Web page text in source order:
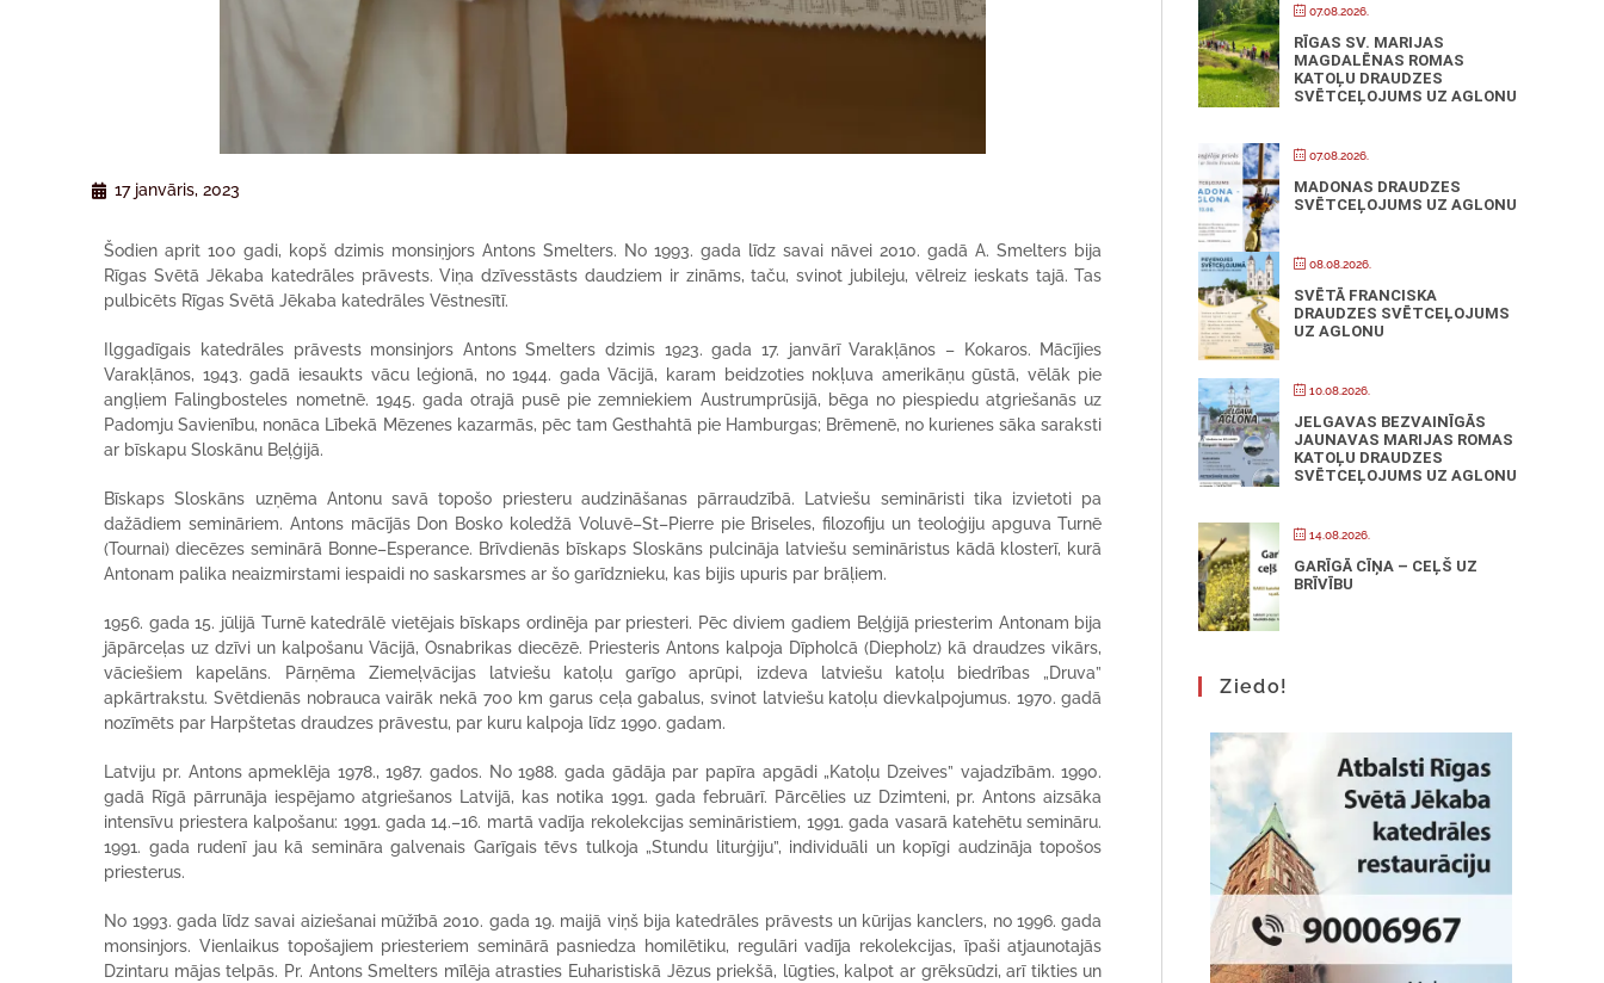
17 janvāris, 2023
Šodien aprit 100 gadi, kopš dzimis monsiņjors Antons Smelters. No 1993. gada līdz savai nāvei 2010. gadā A. Smelters bija
Rīgas Svētā Jēkaba katedrāles prāvests. Viņa dzīvesstāsts daudziem ir zināms, taču, svinot jubileju, vēlreiz ieskats tajā. Tas
pulbicēts Rīgas Svētā Jēkaba katedrāles Vēstnesītī.
Ilggadīgais katedrāles prāvests monsinjors Antons Smelters dzimis 1923. gada 17. janvārī Varakļānos – Kokaros. Mācījies
Varakļānos, 1943. gadā iesaukts vācu leģionā, no 1944. gada Vācijā, karam beidzoties nokļuva amerikāņu gūstā, vēlāk pie
angļiem Falingbosteles nometnē. 1945. gada otrajā pusē pie zemniekiem Austrumprūsijā, bēga no piespiedu atgriešanās uz
Padomju Savienību, nonāca Lībekā Mēzenes kazarmās, pēc tam Gesthahtā pie Hamburgas; Brēmenē, no kurienes sāka saraksti
ar bīskapu Sloskānu Beļģijā.
Bīskaps Sloskāns uzņēma Antonu savā topošo priesteru audzināšanas pārraudzībā. Latviešu semināristi tika izvietoti pa
dažādiem semināriem. Antons mācījās Don Bosko koledžā Voluvē–St–Pierre pie Briseles, filozofiju un teoloģiju apguva Turnē
(Tournai) diecēzes seminārā Bonne–Esperance. Brīvdienās bīskaps Sloskāns pulcināja latviešu semināristus kādā klosterī, kurā
Antonam palika neaizmirstami iespaidi no saskarsmes ar šo garīdznieku, kas bijis upuris par brāļiem.
1956. gada 15. jūlijā Turnē katedrālē vietējais bīskaps ordinēja par priesteri. Pēc diviem gadiem Beļģijā priesterim Antonam bija
jāpārceļas uz dzīvi un kalpošanu Vācijā, Osnabrikas diecēzē. Priesteris Antons kalpoja Dīpholcā (Diepholz) kā draudzes vikārs,
vāciešiem kapelāns. Pārņēma Ziemeļvācijas latviešu katoļu garīgo aprūpi, izdeva latviešu katoļu biedrības „Druva”
apkārtrakstu. Svētdienās nobrauca vairāk nekā 700 km garus ceļa gabalus, svinot latviešu katoļu dievkalpojumus. 1970. gadā
nozīmēts par Harpštetas draudzes prāvestu, par kuru kalpoja līdz 1990. gadam.
Latviju pr. Antons apmeklēja 1978., 1987. gados. No 1988. gada gādāja par papīra apgādi „Katoļu Dzeives” vajadzībām. 1990.
gadā Rīgā pārrunāja iespējamo atgriešanos Latvijā, kas notika 1991. gada februārī. Pārcēlies uz Dzimteni, pr. Antons aizsāka
intensīvu priestera kalpošanu: 1991. gada 14.–16. martā vadīja rekolekcijas semināristiem, 1991. gada vasarā katehētu semināru.
1991. gada rudenī jau kā semināra galvenais Garīgais tēvs tulkoja „Stundu liturģiju”, individuāli un kopīgi audzināja topošos
priesterus.
No 1993. gada līdz savai aiziešanai mūžībā 2010. gada 19. maijā viņš bija katedrāles prāvests un kūrijas kanclers, no 1996. gada
monsinjors. Vienlaikus topošajiem priesteriem seminārā pasniedza homilētiku, regulāri vadīja rekolekcijas, īpaši atjaunotajās
Dzintaru mājas telpās. Pr. Antons Smelters mīlēja atrasties Euharistiskā Jēzus priekšā, lūgties, kalpot ar grēksūdzi, arī tikties un
07.08.2026.
RĪGAS SV. MARIJAS
MAGDALĒNAS ROMAS
KATOĻU DRAUDZES
SVĒTCEĻOJUMS UZ AGLONU
07.08.2026.
MADONAS DRAUDZES
SVĒTCEĻOJUMS UZ AGLONU
08.08.2026.
SVĒTĀ FRANCISKA
DRAUDZES SVĒTCEĻOJUMS
UZ AGLONU
10.08.2026.
JELGAVAS BEZVAINĪGĀS
JAUNAVAS MARIJAS ROMAS
KATOĻU DRAUDZES
SVĒTCEĻOJUMS UZ AGLONU
14.08.2026.
GARĪGĀ CĪŅA – CEĻŠ UZ
BRĪVĪBU
Ziedo!